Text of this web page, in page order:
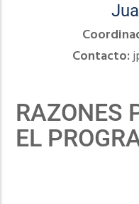
Contacto:
RAZONES
EL